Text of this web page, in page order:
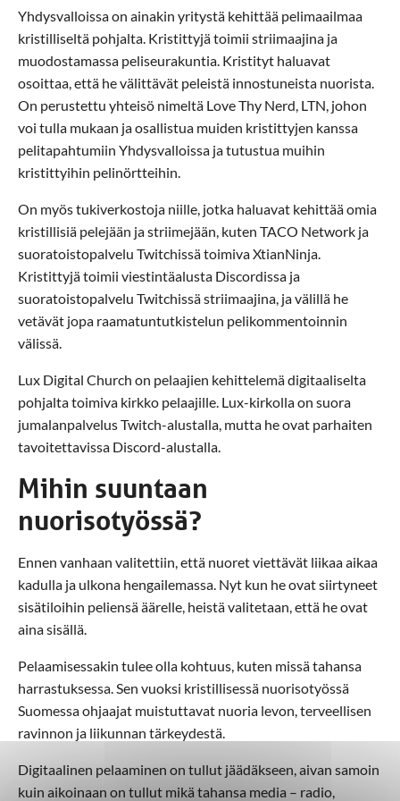
Yhdysvalloissa on ainakin yritystä kehittää pelimaailmaa
kristilliseltä pohjalta. Kristittyjä toimii striimaajina ja
muodostamassa peliseurakuntia. Kristityt haluavat
osoittaa, että he välittävät peleistä innostuneista nuorista.
On perustettu yhteisö nimeltä Love Thy Nerd, LTN, johon
voi tulla mukaan ja osallistua muiden kristittyjen kanssa
pelitapahtumiin Yhdysvalloissa ja tutustua muihin
kristittyihin pelinörtteihin.
On myös tukiverkostoja niille, jotka haluavat kehittää omia
kristillisiä pelejään ja striimejään, kuten TACO Network ja
suoratoistopalvelu Twitchissä toimiva XtianNinja.
Kristittyjä toimii viestintäalusta Discordissa ja
suoratoistopalvelu Twitchissä striimaajina, ja välillä he
vetävät jopa raamatuntutkistelun pelikommentoinnin
välissä.
Lux Digital Church on pelaajien kehittelemä digitaaliselta
pohjalta toimiva kirkko pelaajille. Lux-kirkolla on suora
jumalanpalvelus Twitch-alustalla, mutta he ovat parhaiten
tavoitettavissa Discord-alustalla.
Mihin suuntaan
nuorisotyössä?
Ennen vanhaan valitettiin, että nuoret viettävät liikaa aikaa
kadulla ja ulkona hengailemassa. Nyt kun he ovat siirtyneet
sisätiloihin peliensä äärelle, heistä valitetaan, että he ovat
aina sisällä.
Pelaamisessakin tulee olla kohtuus, kuten missä tahansa
harrastuksessa. Sen vuoksi kristillisessä nuorisotyössä
Suomessa ohjaajat muistuttavat nuoria levon, terveellisen
ravinnon ja liikunnan tärkeydestä.
Digitaalinen pelaaminen on tullut jäädäkseen, aivan samoin
kuin aikoinaan on tullut mikä tahansa media – radio,